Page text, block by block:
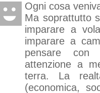
Ogni cosa
Ma soprattutto
imparare a
imparare a
pensare con
attenzione a
terra. La
(economica,